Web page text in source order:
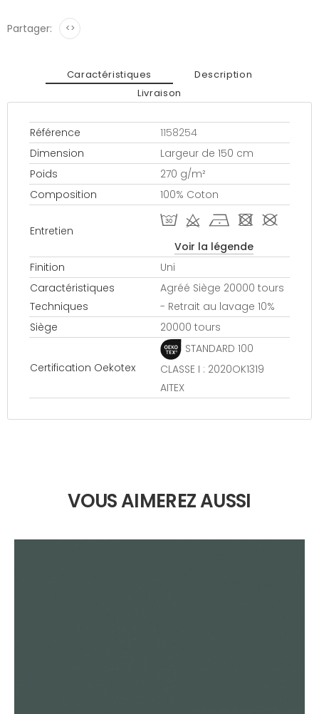
Partager: <>
Caractéristiques
Description
Livraison
Référence
1158254
Dimension
Largeur de 150 cm
Poids
270 g/m²
Composition
100% Coton
Entretien
T d h - #
Voir la légende
Finition
Uni
Caractéristiques
Techniques
Agréé Siège 20000 tours
- Retrait au lavage 10%
Siège
20000 tours
Certification Oekotex
STANDARD 100
CLASSE I : 2020OK1319
AITEX
VOUS AIMEREZ AUSSI